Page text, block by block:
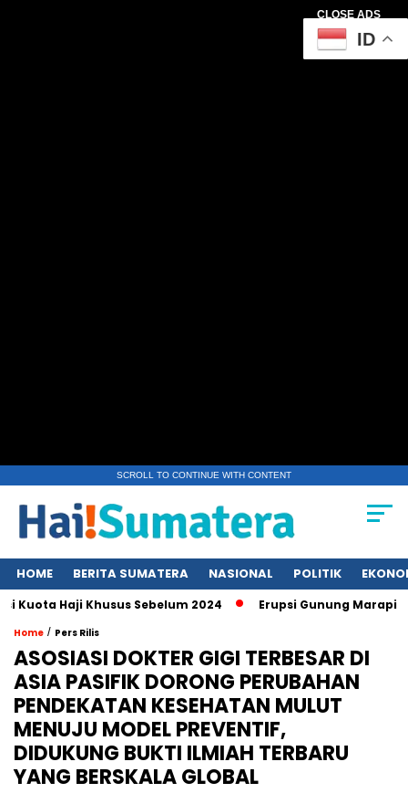
CLOSE ADS
SCROLL TO CONTINUE WITH CONTENT
HOME BERITA SUMATERA NASIONAL POLITIK
Haji Khusus Sebelum 2024 Erupsi Gunung Marapi di
Home / Pers Rilis
ASOSIASI DOKTER GIGI TERBESAR DI
ASIA PASIFIK DORONG PERUBAHAN
PENDEKATAN KESEHATAN MULUT
MENUJU MODEL PREVENTIF,
DIDUKUNG BUKTI ILMIAH TERBARU
YANG BERSKALA GLOBAL
ID